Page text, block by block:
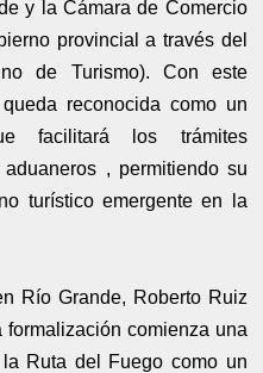
y la Cámara de Comercio
provincial a través del
de Turismo). Con este
reconocida como un
facilitará los trámites
, permitiendo su
turístico emergente en la
Río Grande, Roberto Ruiz
formalización comienza una
Ruta del Fuego como un